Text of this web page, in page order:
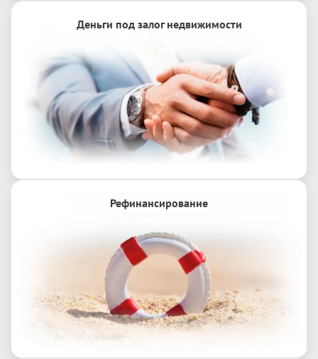
Деньги под залог недвижимости
Рефинансирование